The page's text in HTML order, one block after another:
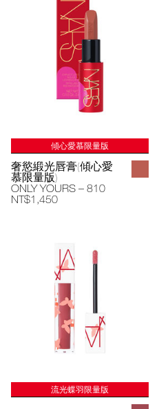
傾心愛慕限量版
奢慾緞光唇膏(傾心愛
慕限量版)
ONLY YOURS – 810
NT$1,450
流光蝶羽限量版